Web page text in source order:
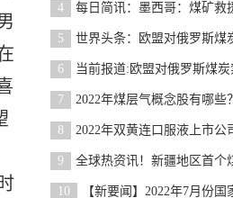
4 每日简讯：墨西哥：煤矿救
5 世界头条：欧盟对俄罗斯煤炭禁
6 当前报道:欧盟对俄罗斯煤
7 2022年煤层气概念股有哪些？页岩
8 2022年双黄连口服液上市公司有哪
9 全球热资讯！新疆地区首个煤
10 【新要闻】2022年7月份国家能源集